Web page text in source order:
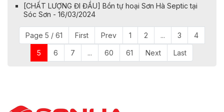
[CHẤT LƯỢNG ĐI ĐẦU] Bồn tự hoại Sơn Hà Septic tại
Sóc Sơn - 16/03/2024
Page 5 / 61 First Prev 1 2 ... 3 4
5 6 7 ... 60 61 Next Last